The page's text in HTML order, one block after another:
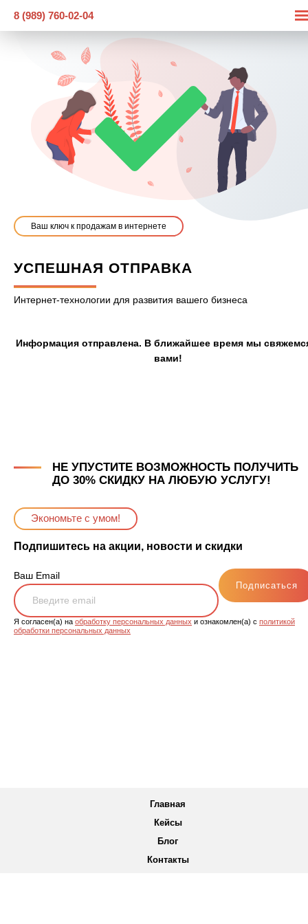
8 (989) 760-02-04
Ваш ключ к продажам в интернете
УСПЕШНАЯ ОТПРАВКА
Интернет-технологии для развития вашего бизнеса
Информация отправлена. В ближайшее время мы
вами!
НЕ УПУСТИТЕ ВОЗМОЖНОСТЬ ПОЛУЧИТЬ
ДО 30% СКИДКУ НА ЛЮБУЮ УСЛУГУ!
Экономьте с умом!
Подпишитесь на акции, новости и скидки
Ваш Email
Подписаться
Я согласен(а) на обработку персональных данных и ознакомлен(а) с политикой
обработки персональных данных
Главная
Кейсы
Блог
Контакты